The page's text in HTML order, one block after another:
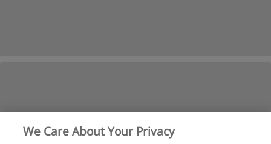
We Care About Your Privacy